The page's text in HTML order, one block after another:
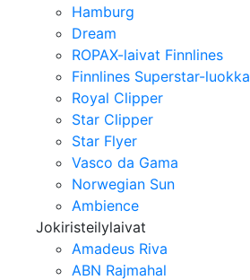
Hamburg
Dream
ROPAX-laivat Finnlines
Finnlines Superstar-luokka
Royal Clipper
Star Clipper
Star Flyer
Vasco da Gama
Norwegian Sun
Ambience
Jokiristeilylaivat
Amadeus Riva
ABN Rajmahal